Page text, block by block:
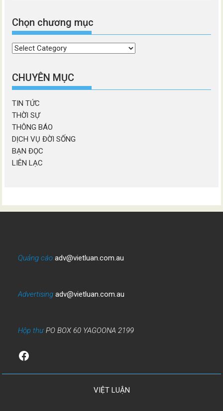
Chọn chương mục
Chọn
mục
CHUYÊN MỤC
TIN TỨC
THỜI SỰ
THÔNG BÁO
DỊCH VỤ ĐỜI SỐNG
BẠN ĐỌC
LIÊN LẠC
Quảng cáo adv@vietluan.com.au
Advertising adv@vietluan.com.au
Hộp thưPO BOX 60 YAGOONA 2199
Facebook
VIỆT LUẬN